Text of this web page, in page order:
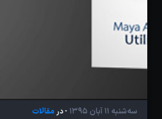
سه‌شنبه 11 آبان 1395 - در مقالات